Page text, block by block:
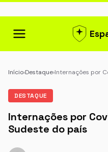
Início›Destaque›Internações por
DESTAQUE
Internações por
Sudeste do país